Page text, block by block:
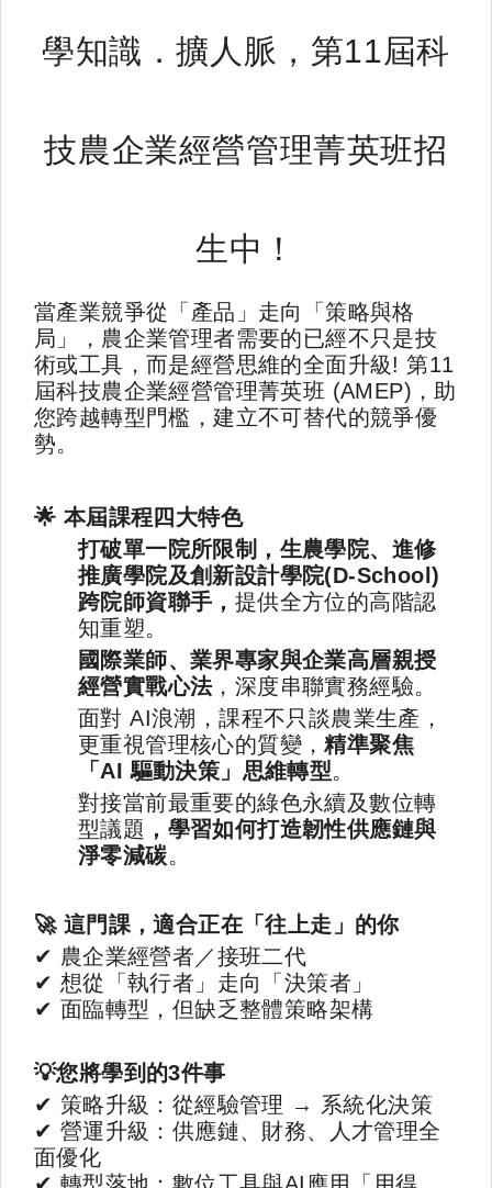
學知識．擴人脈，第11屆科
技農企業經營管理菁英班招
生中！
當產業競爭從「產品」走向「策略與格
局」，農企業管理者需要的已經不只是技
術或工具，而是經營思維的全面升級! 第11
屆科技農企業經營管理菁英班 (AMEP)，助
您跨越轉型門檻，建立不可替代的競爭優
勢。
🌟 本屆課程四大特色
打破單一院所限制，生農學院、進修
推廣學院及創新設計學院(D-School)
跨院師資聯手， 提供全方位的高階認
知重塑。
國際業師、業界專家與企業高層親授
經營實戰心法，深度串聯實務經驗。
面對 AI浪潮，課程不只談農業生產，
更重視管理核心的質變，精準聚焦
「AI 驅動決策」思維轉型。
對接當前最重要的綠色永續及數位轉
型議題 ，學習如何打造韌性供應鏈與
淨零減碳。
🚀 這門課，適合正在「往上走」的你
✔ 農企業經營者／接班二代
✔ 想從「執行者」走向「決策者」
✔ 面臨轉型，但缺乏整體策略架構
💡您將學到的3件事
✔ 策略升級：從經驗管理 → 系統化決策
✔ 營運升級：供應鏈、財務、人才管理全
面優化